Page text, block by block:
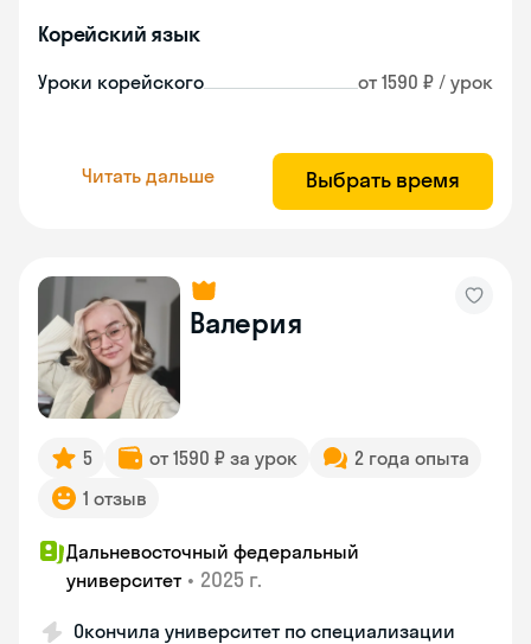
Корейский язык
Уроки корейского от 1590 ₽ / урок
Читать дальше Выбрать время
Валерия
5 от 1590 ₽ за урок
2 года опыта
1 отзыв
Дальневосточный федеральный
университет • 2025 г.
Окончила университет по специализации